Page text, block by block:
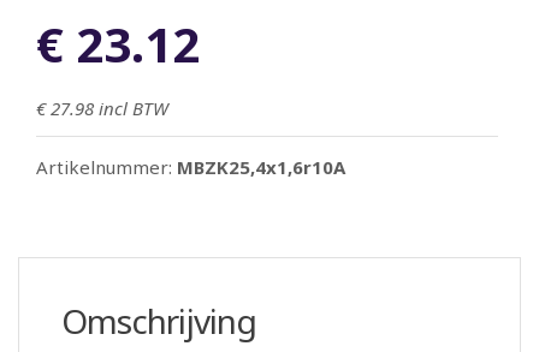
€ 23.12
€ 27.98 incl BTW
Artikelnummer: MBZK25,4x1,6r10A
Omschrijving